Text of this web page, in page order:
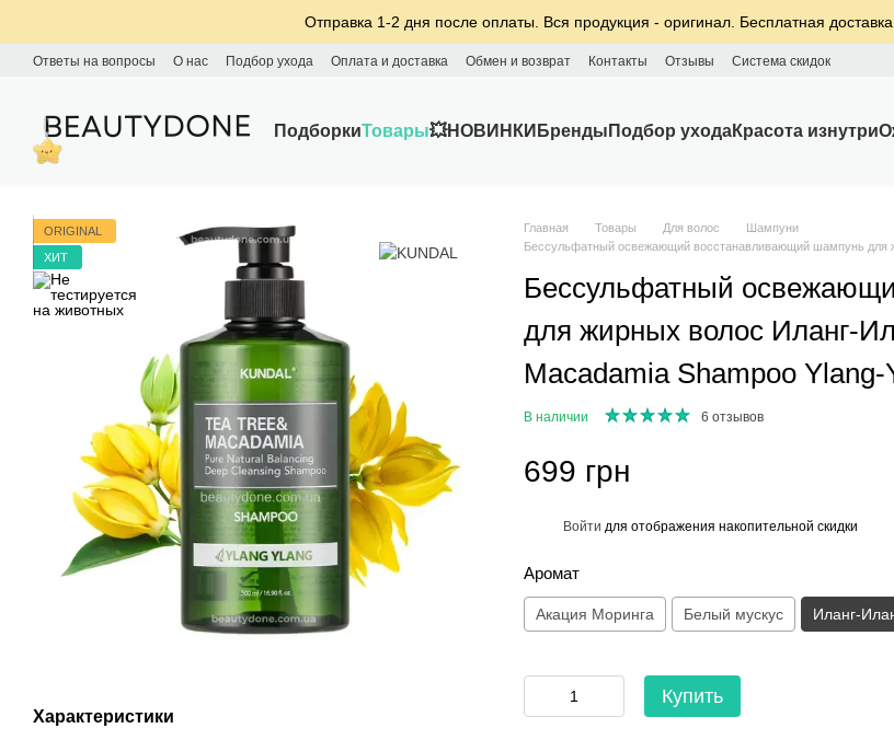
Отправка 1-2 дня после оплаты. Вся продукция - оригинал. Бесплатная
Ответы на вопросы О нас Подбор ухода Оплата и доставка Обмен и возврат Контакты Отзывы Система скидок
ПодборкиТовары💥НОВИНКИ Бренды Подбор уходаКрасота изнутри
ORIGINAL
ХИТ
Характеристики
Главная Товары Для волос
Шампуни
Бессульфатный освежающий восстанавливающий шампунь для
Бессульфатный
для жирных волос Иланг-
Macadamia Shampoo Ylang-
В наличии 6 отзывов
699 грн
Войти для отображения накопительной скидки
Аромат
Акация Моринга Белый мускус Иланг-
Купить